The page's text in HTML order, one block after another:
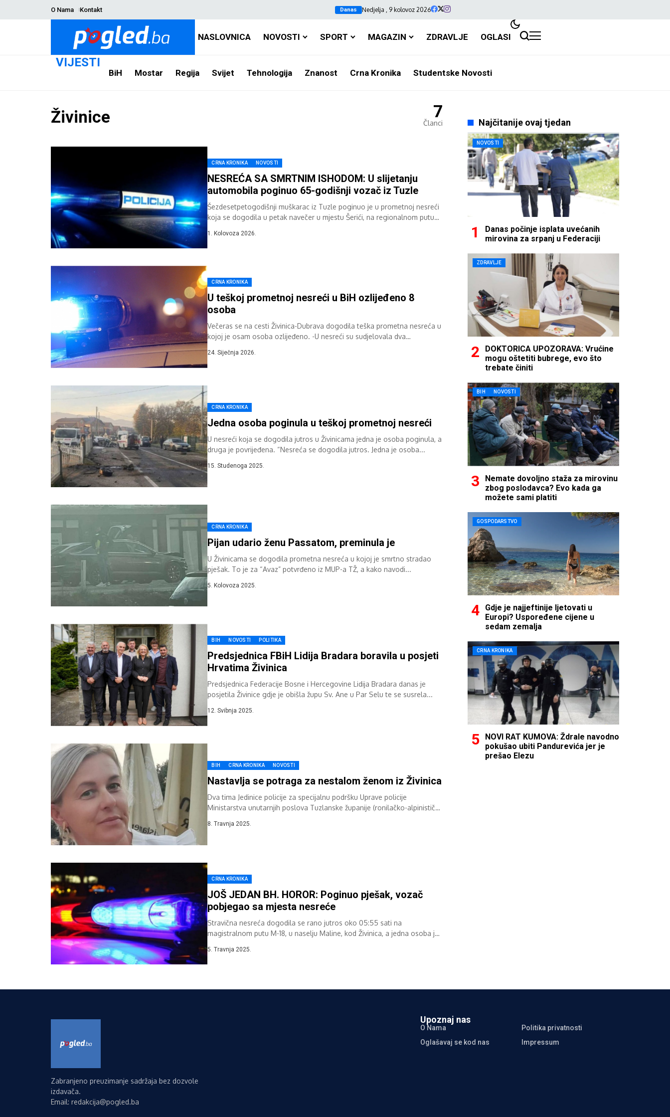
O Nama Kontakt Danas Nedjelja , 9 kolovoz 2026
NASLOVNICA NOVOSTI SPORT MAGAZIN ZDRAVLJE OGLASI
VIJESTI
BiH Mostar Regija Svijet Tehnologija Znanost Crna Kronika Studentske Novosti
Živinice 7
Članci
CRNA KRONIKA NOVOSTI
NESREĆA SA SMRTNIM ISHODOM: U slijetanju
automobila poginuo 65-godišnji vozač iz Tuzle
Šezdesetpetogodišnji muškarac iz Tuzle poginuo je u prometnoj nesreći
koja se dogodila u petak navečer u mjestu Šerići, na regionalnom putu
1. Kolovoza 2026.
CRNA KRONIKA
U teškoj prometnoj nesreći u BiH ozlijeđeno 8
osoba
Večeras se na cesti Živinica-Dubrava dogodila teška prometna nesreća u
kojoj je osam osoba ozlijeđeno. -U nesreći su sudjelovala dva
24. Siječnja 2026.
CRNA KRONIKA
Jedna osoba poginula u teškoj prometnoj nesreći
U nesreći koja se dogodila jutros u Živinicama jedna je osoba poginula, a
druga je povrijeđena. “Nesreća se dogodila jutros. Jedna je osoba...
15. Studenoga 2025.
CRNA KRONIKA
Pijan udario ženu Passatom, preminula je
U Živinicama se dogodila prometna nesreća u kojoj je smrtno stradao
pješak. To je za “Avaz” potvrđeno iz MUP-a TŽ, a kako navodi...
5. Kolovoza 2025.
BIH NOVOSTI POLITIKA
Predsjednica FBiH Lidija Bradara boravila u posjeti
Hrvatima Živinica
Predsjednica Federacije Bosne i Hercegovine Lidija Bradara danas je
posjetila Živinice gdje je obišla župu Sv. Ane u Par Selu te se susrela...
12. Svibnja 2025.
BIH CRNA KRONIKA NOVOSTI
Nastavlja se potraga za nestalom ženom iz Živinica
Dva tima Jedinice policije za specijalnu podršku Uprave policije
Ministarstva unutarnjih poslova Tuzlanske županije (ronilačko-alpinistički
8. Travnja 2025.
CRNA KRONIKA
JOŠ JEDAN BH. HOROR: Poginuo pješak, vozač
pobjegao sa mjesta nesreće
Stravična nesreća dogodila se rano jutros oko 05:55 sati na
magistralnom putu M-18, u naselju Maline, kod Živinica, a jedna osoba je
5. Travnja 2025.
Najčitanije ovaj tjedan
NOVOSTI
Danas počinje isplata uvećanih
mirovina za srpanj u Federaciji
ZDRAVLJE
DOKTORICA UPOZORAVA: Vrućine
mogu oštetiti bubrege, evo što
trebate činiti
BIH NOVOSTI
Nemate dovoljno staža za mirovinu
zbog poslodavca? Evo kada ga
možete sami platiti
GOSPODARSTVO
Gdje je najjeftinije ljetovati u
Europi? Uspoređene cijene u
sedam zemalja
CRNA KRONIKA
NOVI RAT KUMOVA: Ždrale navodno
pokušao ubiti Pandurevića jer je
prešao Elezu
Zabranjeno preuzimanje sadržaja bez dozvole
izdavača.
Email: redakcija@pogled.ba
Upoznaj nas
O Nama
Politika privatnosti
Oglašavaj se kod nas
Impressum